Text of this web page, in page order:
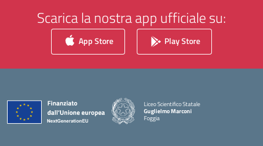
Scarica la nostra app ufficiale su:
App Store Play Store
Liceo Scientifico Statale
Guglielmo Marconi
Foggia
— Visita la pagina iniziale della scuola